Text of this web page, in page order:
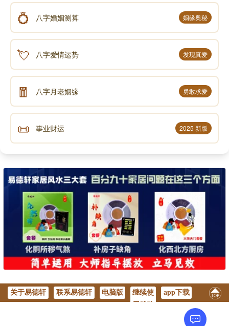
💍 八字婚姻测算 姻缘奥秘
💘 八字爱情运势 发现真爱
🧧 八字月老姻缘 勇敢求爱
📜 事业财运 2025 新版
关于易德轩 联系易德轩 电脑版
继续使
app下载